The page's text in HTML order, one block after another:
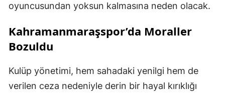
oyuncusundan yoksun kalmasına neden olacak.
Kahramanmaraşspor’da Moraller
Bozuldu
Kulüp yönetimi, hem sahadaki yenilgi hem de
verilen ceza nedeniyle derin bir hayal kırıklığı